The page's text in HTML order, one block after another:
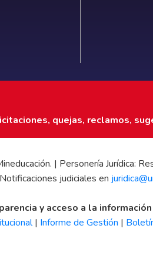
quejas, reclamos,
| Personería
judiciales en
y acceso a la
| Informe de Gestión |